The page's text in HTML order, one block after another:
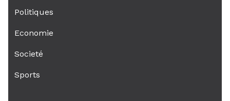
Politiques
Economie
Societé
Sports